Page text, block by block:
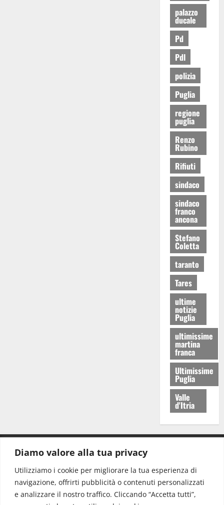
Diamo valore alla tua privacy
Utilizziamo i cookie per migliorare la tua esperienza di
navigazione, offrirti pubblicità o contenuti personalizzati
e analizzare il nostro traffico. Cliccando “Accetta tutti”,
palazzo
ducale
Pd
Pdl
polizia
Puglia
regione
puglia
Renzo
Rubino
Rifiuti
sindaco
sindaco
franco
ancona
Stefano
Coletta
taranto
Tares
ultime
notizie
Puglia
ultimissime
martina
franca
Ultimissime
Puglia
Valle
d'Itria
Redazione: redazione@www.martinasera.it
Direttore:direttore@www.martinasera.it